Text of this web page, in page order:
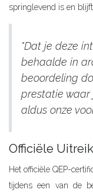
springlevend is en
"Dat je deze
behaalde in
beoordeling
prestatie waar
aldus onze
Officiële
Het officiële QEP-
tijdens een van de